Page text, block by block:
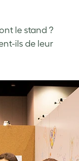
le stand ?
ils de leur